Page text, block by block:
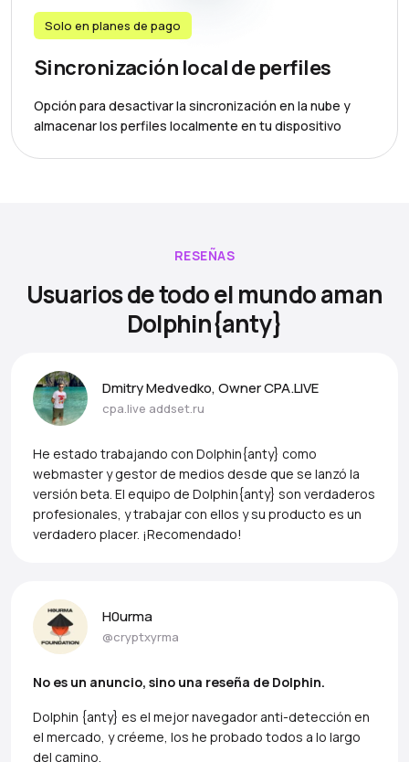
Solo en planes de pago
Sincronización local de perfiles
Opción para desactivar la sincronización en la nube y
almacenar los perfiles localmente en tu dispositivo
RESEÑAS
Usuarios de todo el mundo aman
Dolphin{anty}
Dmitry Medvedko, Owner CPA.LIVE
cpa.live addset.ru
He estado trabajando con Dolphin{anty} como
webmaster y gestor de medios desde que se lanzó la
versión beta. El equipo de Dolphin{anty} son verdaderos
profesionales, y trabajar con ellos y su producto es un
verdadero placer. ¡Recomendado!
H0urma
@cryptxyrma
No es un anuncio, sino una reseña de Dolphin.
Dolphin {anty} es el mejor navegador anti-detección en
el mercado, y créeme, los he probado todos a lo largo
del camino.